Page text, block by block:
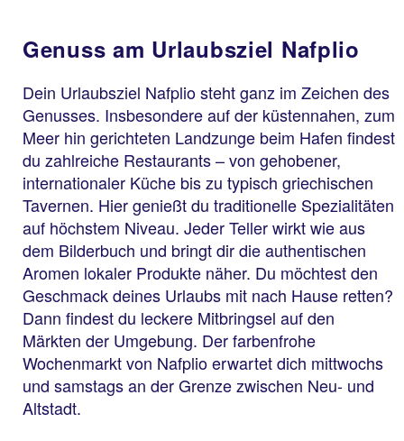
Genuss am Urlaubsziel Nafplio
Dein Urlaubsziel Nafplio steht ganz im Zeichen des
Genusses. Insbesondere auf der küstennahen, zum
Meer hin gerichteten Landzunge beim Hafen findest
du zahlreiche Restaurants – von gehobener,
internationaler Küche bis zu typisch griechischen
Tavernen. Hier genießt du traditionelle Spezialitäten
auf höchstem Niveau. Jeder Teller wirkt wie aus
dem Bilderbuch und bringt dir die authentischen
Aromen lokaler Produkte näher. Du möchtest den
Geschmack deines Urlaubs mit nach Hause retten?
Dann findest du leckere Mitbringsel auf den
Märkten der Umgebung. Der farbenfrohe
Wochenmarkt von Nafplio erwartet dich mittwochs
und samstags an der Grenze zwischen Neu- und
Altstadt.